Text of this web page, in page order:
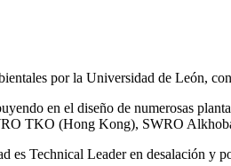
por la Universidad de León,
en el diseño de numerosas
TKO (Hong Kong), SWRO
es Technical Leader en desalación y